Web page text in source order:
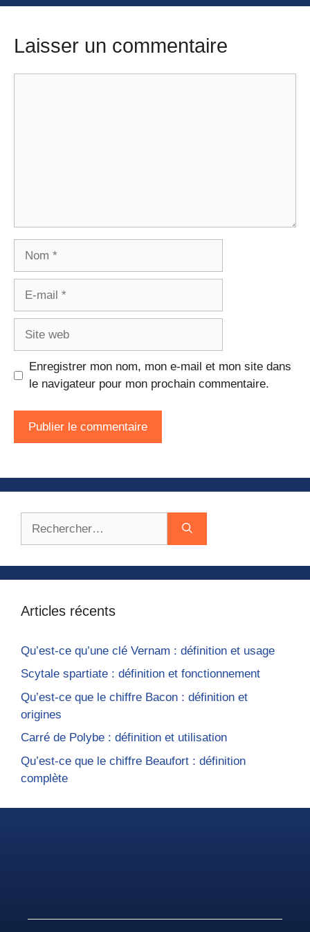
Laisser un commentaire
Enregistrer mon nom, mon e-mail et mon site dans
le navigateur pour mon prochain commentaire.
Articles récents
Qu’est-ce qu’une clé Vernam : définition et usage
Scytale spartiate : définition et fonctionnement
Qu’est-ce que le chiffre Bacon : définition et
origines
Carré de Polybe : définition et utilisation
Qu’est-ce que le chiffre Beaufort : définition
complète